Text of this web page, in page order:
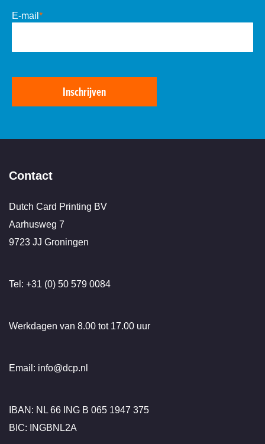
E-mail *
Inschrijven
Contact
Dutch Card Printing BV
Aarhusweg 7
9723 JJ Groningen
Tel: +31 (0) 50 579 0084
Werkdagen van 8.00 tot 17.00 uur
Email: info@dcp.nl
IBAN: NL 66 ING B 065 1947 375
BIC: INGBNL2A